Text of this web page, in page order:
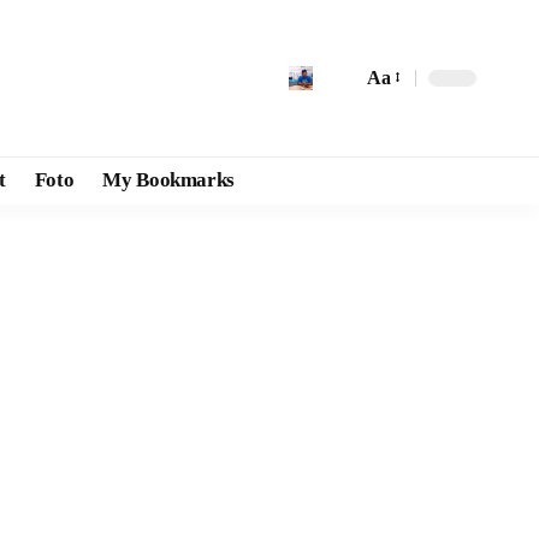
Aa
Foto My Bookmarks